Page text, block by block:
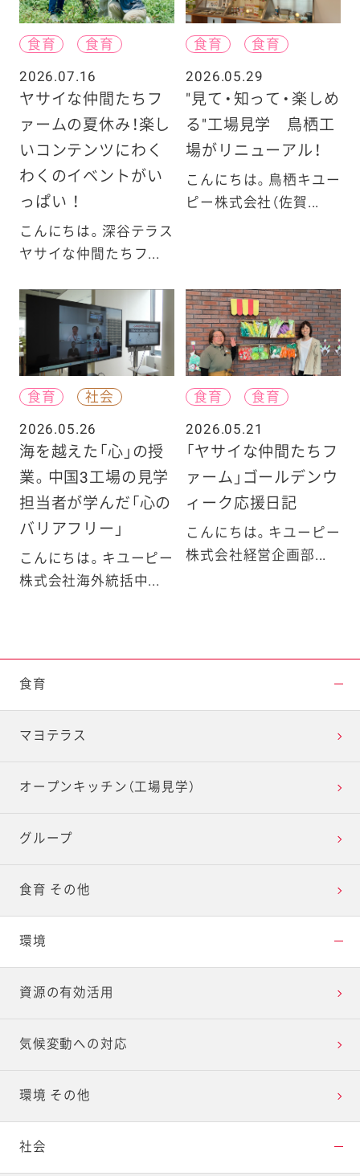
食育
食育
2026.07.16
ヤサイな仲間たちフ
ァームの夏休み！楽し
いコンテンツにわく
わくのイベントがい
っぱい ！
こんにちは。深谷テラス
ヤサイな仲間たちフ...
食育
食育
2026.05.29
"見て・知って・楽しめ
る"工場見学 鳥栖工
場がリニューアル！
こんにちは。鳥栖キユー
ピー株式会社（佐賀...
食育
社会
2026.05.26
海を越えた「心」の授
業。中国3工場の見学
担当者が学んだ「心の
バリアフリー」
こんにちは。キユーピー
株式会社海外統括中...
食育
食育
2026.05.21
「ヤサイな仲間たちフ
ァーム」ゴールデンウ
ィーク応援日記
こんにちは。キユーピー
株式会社経営企画部...
食育
マヨテラス
オープンキッチン（工場見学）
グループ
食育 その他
環境
資源の有効活用
気候変動への対応
環境 その他
社会